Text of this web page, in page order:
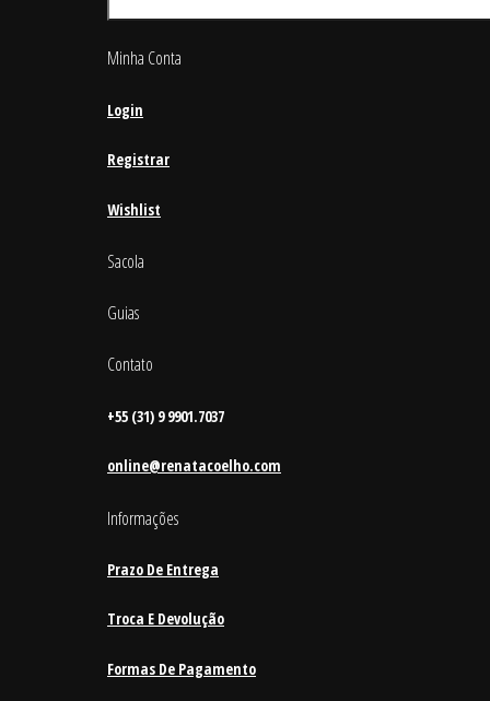
Minha Conta
Login
Registrar
Wishlist
Sacola
Guias
Contato
+55 (31) 9 9901.7037
online@renatacoelho.com
Informações
Prazo De Entrega
Troca E Devolução
Formas De Pagamento